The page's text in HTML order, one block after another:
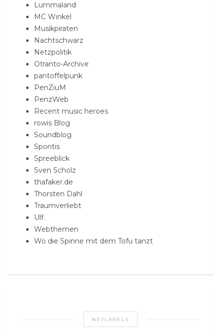
Lummaland
MC Winkel
Musikpiraten
Nachtschwarz
Netzpolitik
Otranto-Archive
pantoffelpunk
PenZiuM
PenzWeb
Recent music heroes
rowis Blog
Soundblog
Spontis
Spreeblick
Sven Scholz
thafaker.de
Thorsten Dahl
Traumverliebt
Ulf.
Webthemen
Wo die Spinne mit dem Tofu tanzt
NETLABELS